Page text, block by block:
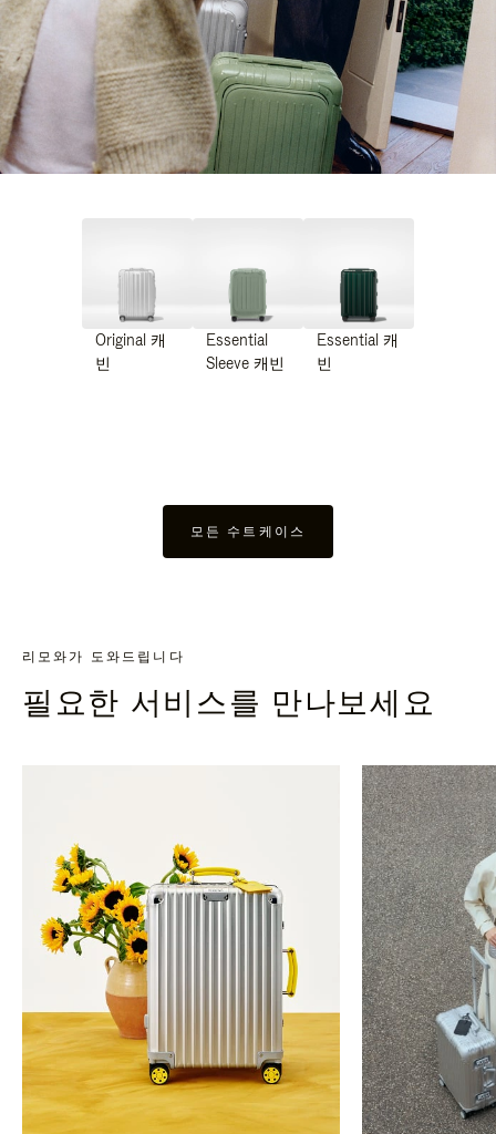
Original 캐
빈
Essential
Sleeve 캐빈
Essential 캐
빈
모든 수트케이스
리모와가 도와드립니다
필요한 서비스를 만나보세요